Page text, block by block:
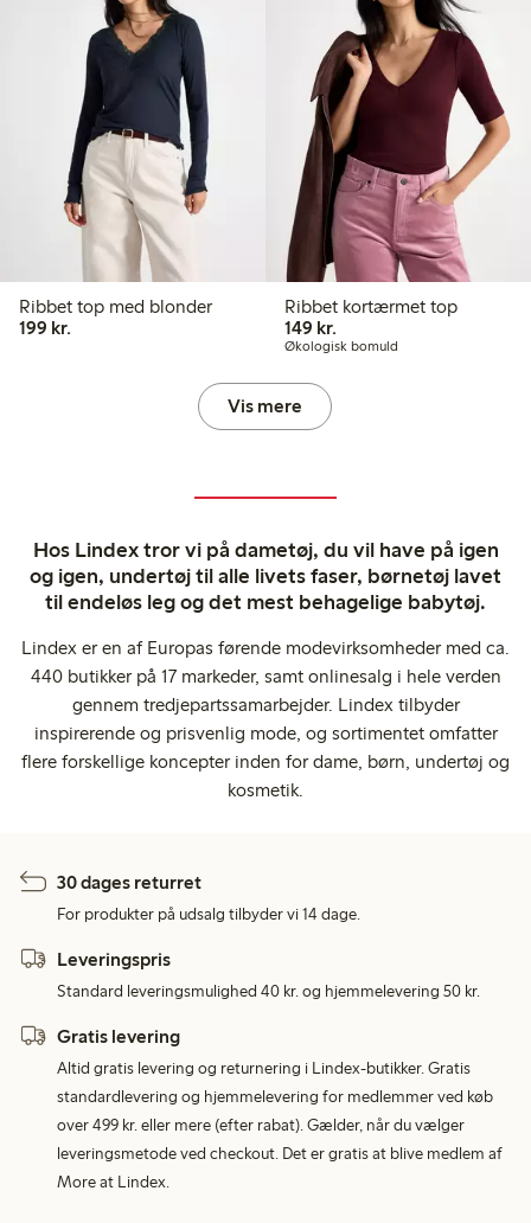
Ribbet top med blonder
199 kr.
Ribbet kortærmet top
149 kr.
Økologisk bomuld
Vis mere
Hos Lindex tror vi på dametøj, du vil have på igen
og igen, undertøj til alle livets faser, børnetøj lavet
til endeløs leg og det mest behagelige babytøj.
Lindex er en af Europas førende modevirksomheder med ca.
440 butikker på 17 markeder, samt onlinesalg i hele verden
gennem tredjepartssamarbejder. Lindex tilbyder
inspirerende og prisvenlig mode, og sortimentet omfatter
flere forskellige koncepter inden for dame, børn, undertøj og
kosmetik.
30 dages returret
For produkter på udsalg tilbyder vi 14 dage.
Leveringspris
Standard leveringsmulighed 40 kr. og hjemmelevering 50 kr.
Gratis levering
Altid gratis levering og returnering i Lindex-butikker. Gratis
standardlevering og hjemmelevering for medlemmer ved køb
over 499 kr. eller mere (efter rabat). Gælder, når du vælger
leveringsmetode ved checkout. Det er gratis at blive medlem af
More at Lindex.